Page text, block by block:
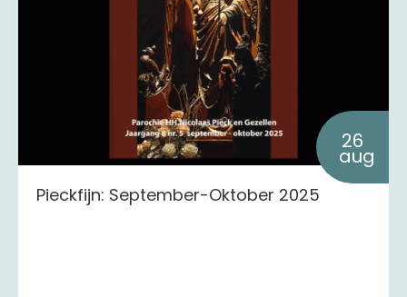
26
aug
Pieckfijn: September-Oktober 2025